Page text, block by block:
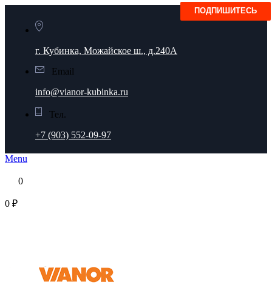
г. Кубинка, Можайское ш., д.240А
Email
info@vianor-kubinka.ru
Тел.
+7 (903) 552-09-97
Menu
0
0 ₽